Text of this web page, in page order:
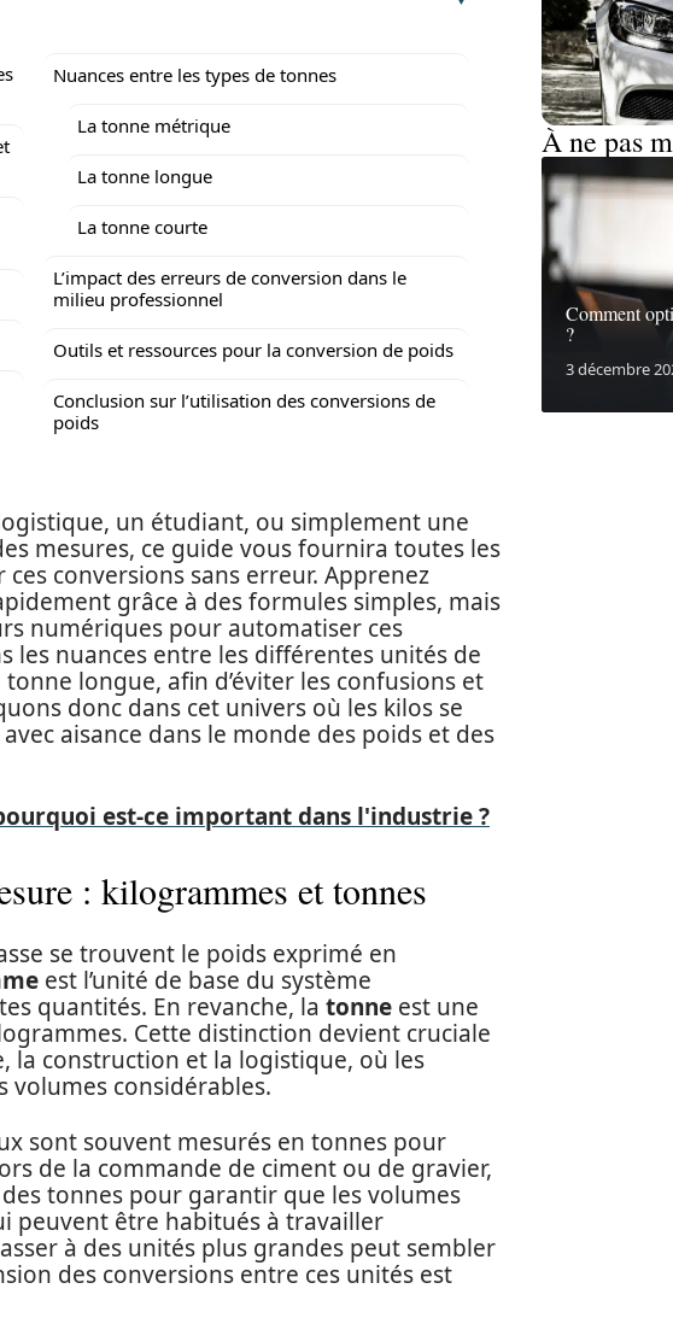
Nuances entre les types de tonnes
La tonne métrique
La tonne longue
La tonne courte
L’impact des erreurs de conversion dans le
milieu professionnel
Outils et ressources pour la conversion de poids
Conclusion sur l’utilisation des conversions de
poids
un étudiant, ou simplement une
mesures, ce guide vous fournira toutes les
conversions sans erreur. Apprenez
grâce à des formules simples, mais
numériques pour automatiser ces
les nuances entre les différentes unités de
longue, afin d’éviter les confusions et
donc dans cet univers où les kilos se
aisance dans le monde des poids et des
est-ce important dans l'industrie ?
: kilogrammes et tonnes
se trouvent le poids exprimé en
est l’unité de base du système
quantités. En revanche, la tonne est une
Cette distinction devient cruciale
la construction et la logistique, où les
considérables.
sont souvent mesurés en tonnes pour
de la commande de ciment ou de gravier,
tonnes pour garantir que les volumes
peuvent être habitués à travailler
à des unités plus grandes peut sembler
des conversions entre ces unités est
À ne pas
Comment
?
3 décembre